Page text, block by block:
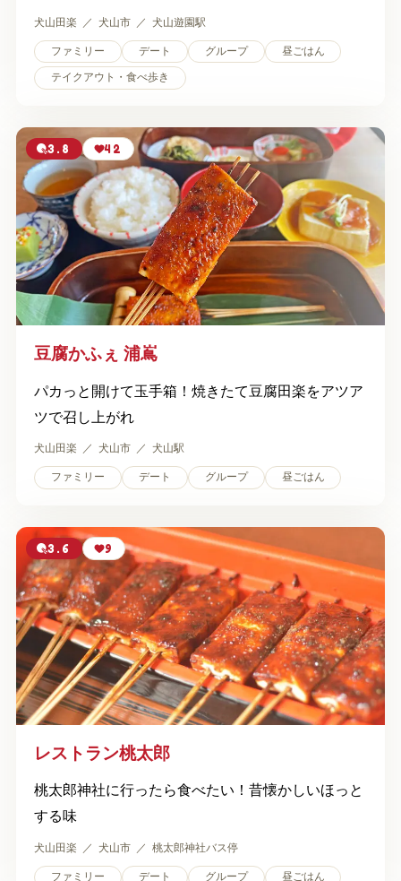
犬山田楽 犬山市 犬山遊園駅
ファミリー デート グループ 昼ごはん
テイクアウト・食べ歩き
3.8 42
豆腐かふぇ 浦嶌
パカっと開けて玉手箱！焼きたて豆腐田楽をアツア
ツで召し上がれ
犬山田楽 犬山市 犬山駅
ファミリー デート グループ 昼ごはん
3.6 9
レストラン桃太郎
桃太郎神社に行ったら食べたい！昔懐かしいほっと
する味
犬山田楽 犬山市 桃太郎神社バス停
ファミリー デート グループ 昼ごはん